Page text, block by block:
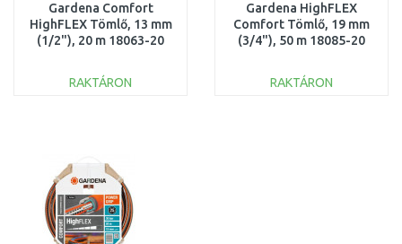
Gardena Comfort
HighFLEX Tömlő, 13 mm
(1/2"), 20 m 18063-20
RAKTÁRON
Gardena HighFLEX
Comfort Tömlő, 19 mm
(3/4"), 50 m 18085-20
RAKTÁRON